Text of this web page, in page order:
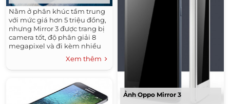
Nằm ở phân khúc tầm trung
với mức giá hơn 5 triệu đồng,
nhưng Mirror 3 được trang bị
camera tốt, độ phân giải 8
megapixel và đi kèm nhiều
Xem thêm
Ảnh Oppo Mirror 3